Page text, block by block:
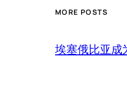
MORE POSTS
埃塞俄比亚成